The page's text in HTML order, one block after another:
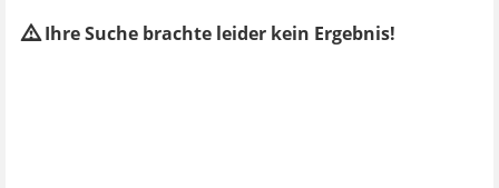
Ihre Suche brachte leider kein Ergebnis!